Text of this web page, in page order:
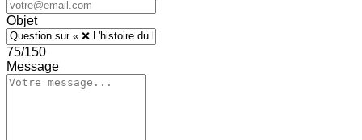
Objet
75/150
Message